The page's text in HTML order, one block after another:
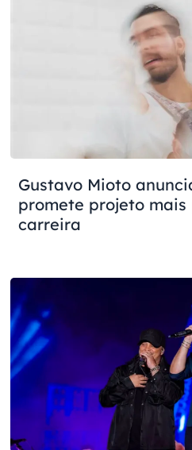
Gustavo Mioto
promete projeto mais
carreira